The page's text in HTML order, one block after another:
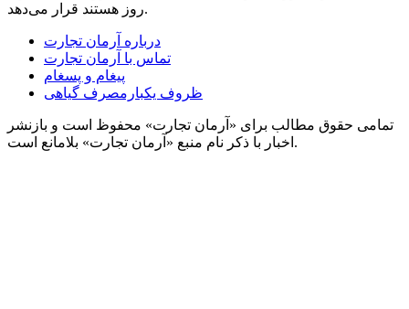
روز هستند قرار می‌دهد.
درباره آرمان تجارت
تماس با آرمان تجارت
پیغام و پسغام
ظروف یکبارمصرف گیاهی
تمامی حقوق مطالب برای «آرمان تجارت» محفوظ است و بازنشر
اخبار با ذکر نام منبع «آرمان تجارت» بلامانع است.